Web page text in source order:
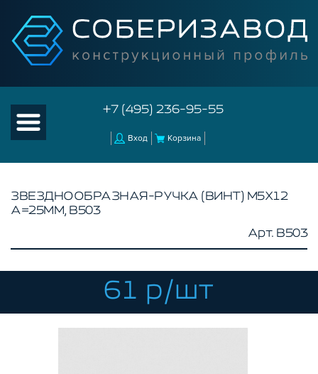
+7 (495) 236-95-55
Вход Корзина
КАТАЛОГ ТОВАРОВ
КОНСТРУКЦИОННЫЙ ПРОФИЛЬ
КОМПЛЕКТУЮЩИЕ К ЧПУ
АКСЕССУАРЫ ДЛЯ V-ПАЗА
Т-БОЛТЫ И Т-ГАЙКИ
ЗВЕЗДНООБРАЗНАЯ-РУЧКА (ВИНТ) М5Х12
А=25ММ, B503
Арт. B503
61 р/шт